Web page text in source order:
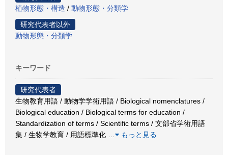
植物形態・構造 / 動物形態・分類学
研究代表者以外
動物形態・分類学
キーワード
研究代表者
生物教育用語 / 動物学学術用語 / Biological nomenclatures /
Biological education / Biological terms for education /
Standardization of terms / Scientific terms / 文部省学術用語
集 / 生物学教育 / 用語標準化
もっと見る